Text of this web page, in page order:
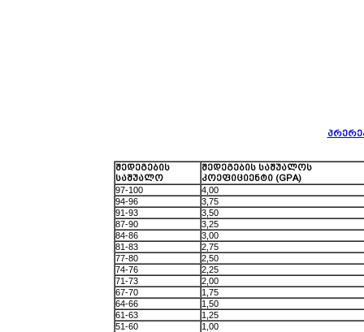
შედეგების
საშუალო
შედეგების საშუალოს
კოეფიციენტი (GPA)
97-100
4,00
94-96
3,75
91-93
3,50
87-90
3,25
84-86
3,00
81-83
2,75
77-80
2,50
74-76
2,25
71-73
2,00
67-70
1,75
64-66
1,50
61-63
1,25
51-60
1,00